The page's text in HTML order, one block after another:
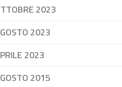
2023
2023
2023
2015